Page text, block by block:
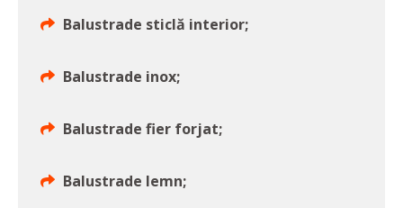
Balustrade sticlă interior;
Balustrade inox;
Balustrade fier forjat;
Balustrade lemn;